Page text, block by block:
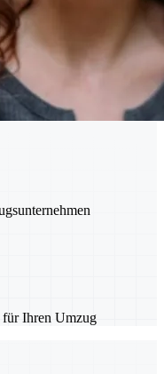
für Ihren Umzug